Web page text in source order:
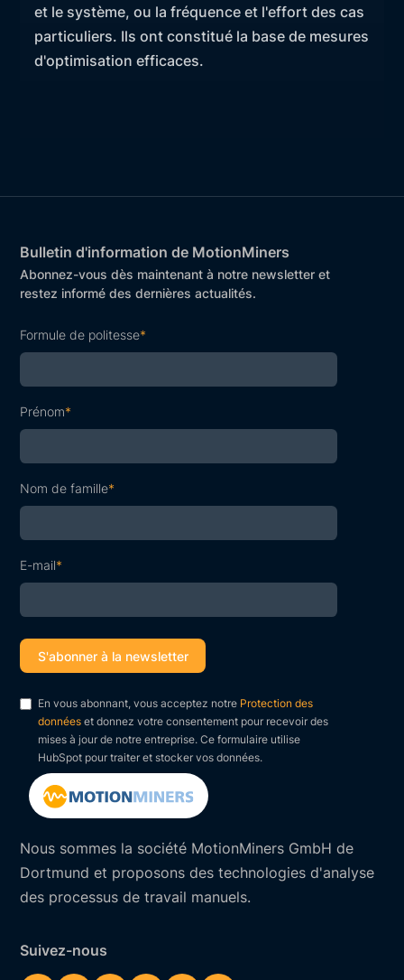
et le système, ou la fréquence et l'effort des cas
particuliers. Ils ont constitué la base de mesures
d'optimisation efficaces.
Nous sommes la société MotionMiners GmbH de
Dortmund et proposons des technologies d'analyse
des processus de travail manuels.
Suivez-nous
Bulletin d'information de MotionMiners
Abonnez-vous dès maintenant à notre newsletter et
restez informé des dernières actualités.
Formule de politesse*
Prénom*
Nom de famille*
E-mail*
En vous abonnant, vous acceptez notre Protection des
données et donnez votre consentement pour recevoir des
mises à jour de notre entreprise. Ce formulaire utilise
HubSpot pour traiter et stocker vos données.